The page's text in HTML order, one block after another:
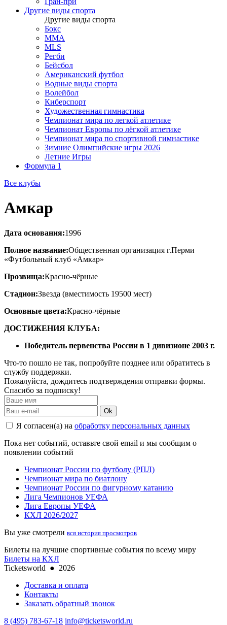
Другие виды спорта
Другие виды спорта
Бокс
MMA
MLS
Регби
Бейсбол
Американский футбол
Водные виды спорта
Волейбол
Киберспорт
Художественная гимнастика
Чемпионат мира по легкой атлетике
Чемпионат Европы по лёгкой атлетике
Чемпионат мира по спортивной гимнастике
Зимние Олимпийские игры 2026
Летние Игры
Формула 1
Все клубы
Амкар
Дата основания:1996
Полное название:Общественная организация г.Перми
«Футбольный клуб «Амкар»
Прозвища:Красно-чёрные
Стадион:Звезда (вместимость 19500 мест)
Основные цвета:Красно-чёрные
ДОСТИЖЕНИЯ КЛУБА:
Победитель первенства России в 1 дивизионе 2003 г.
Что-то пошло не так, попробуйте позднее или обратитесь в
службу поддержки.
Пожалуйста, дождитесь подтверждения отправки формы.
Спасибо за подписку!
Ok
Я согласен(а) на обработку персональных данных
Пока нет событий, оставьте свой email и мы сообщим о
появлении событий
Чемпионат России по футболу (РПЛ)
Чемпионат мира по биатлону
Чемпионат России по фигурному катанию
Лига Чемпионов УЕФА
Лига Европы УЕФА
КХЛ 2026/2027
Вы уже смотрели вся история просмотров
Билеты на лучшие спортивные события по всему миру
Билеты на КХЛ
Ticketsworld ● 2026
Доставка и оплата
Контакты
Заказать обратный звонок
8 (495) 783-67-18 info@ticketsworld.ru